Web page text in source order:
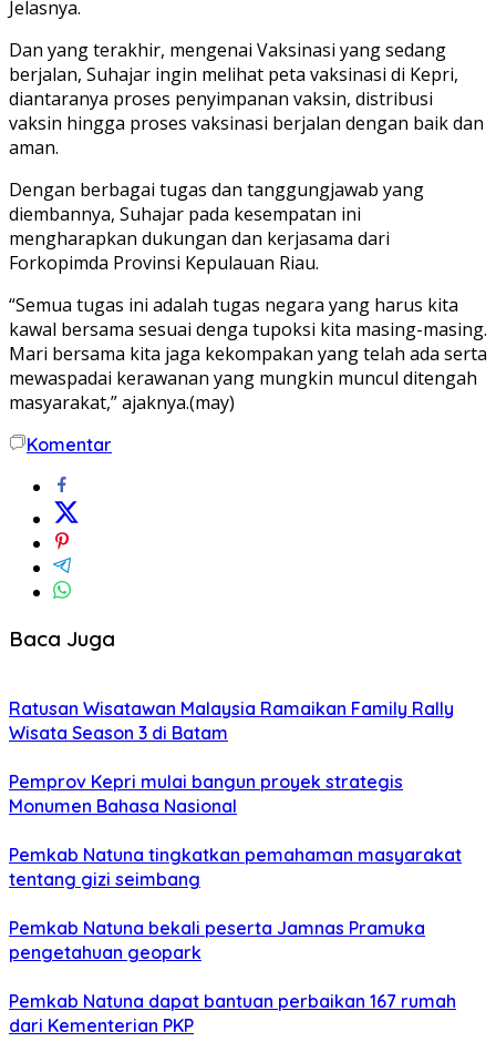
Jelasnya.
Dan yang terakhir, mengenai Vaksinasi yang sedang
berjalan, Suhajar ingin melihat peta vaksinasi di Kepri,
diantaranya proses penyimpanan vaksin, distribusi
vaksin hingga proses vaksinasi berjalan dengan baik dan
aman.
Dengan berbagai tugas dan tanggungjawab yang
diembannya, Suhajar pada kesempatan ini
mengharapkan dukungan dan kerjasama dari
Forkopimda Provinsi Kepulauan Riau.
“Semua tugas ini adalah tugas negara yang harus kita
kawal bersama sesuai denga tupoksi kita masing-masing.
Mari bersama kita jaga kekompakan yang telah ada serta
mewaspadai kerawanan yang mungkin muncul ditengah
masyarakat,” ajaknya.(may)
Komentar
Baca Juga
Ratusan Wisatawan Malaysia Ramaikan Family Rally
Wisata Season 3 di Batam
Pemprov Kepri mulai bangun proyek strategis
Monumen Bahasa Nasional
Pemkab Natuna tingkatkan pemahaman masyarakat
tentang gizi seimbang
Pemkab Natuna bekali peserta Jamnas Pramuka
pengetahuan geopark
Pemkab Natuna dapat bantuan perbaikan 167 rumah
dari Kementerian PKP